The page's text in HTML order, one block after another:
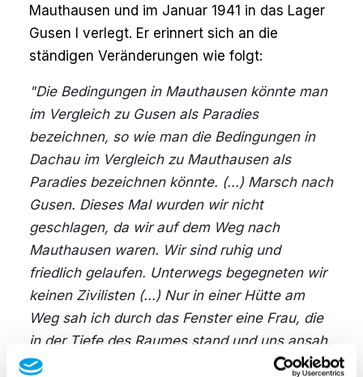
Mauthausen und im Januar 1941 in das Lager
Gusen I verlegt. Er erinnert sich an die
ständigen Veränderungen wie folgt:
"Die Bedingungen in Mauthausen könnte man
im Vergleich zu Gusen als Paradies
bezeichnen, so wie man die Bedingungen in
Dachau im Vergleich zu Mauthausen als
Paradies bezeichnen könnte. (...) Marsch nach
Gusen. Dieses Mal wurden wir nicht
geschlagen, da wir auf dem Weg nach
Mauthausen waren. Wir sind ruhig und
friedlich gelaufen. Unterwegs begegneten wir
keinen Zivilisten (...) Nur in einer Hütte am
Weg sah ich durch das Fenster eine Frau, die
in der Tiefe des Raumes stand und uns ansah,
und es war klar, dass sie weinte, denn sie